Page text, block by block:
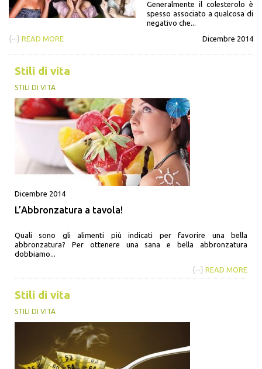
Generalmente il colesterolo è
spesso associato a qualcosa di
negativo che...
{···} READ MORE Dicembre 2014
Stili di vita
STILI DI VITA
Dicembre 2014
L’Abbronzatura a tavola!
Quali sono gli alimenti più indicati per favorire una bella
abbronzatura? Per ottenere una sana e bella abbronzatura
dobbiamo...
{···} READ MORE
Stili di vita
STILI DI VITA